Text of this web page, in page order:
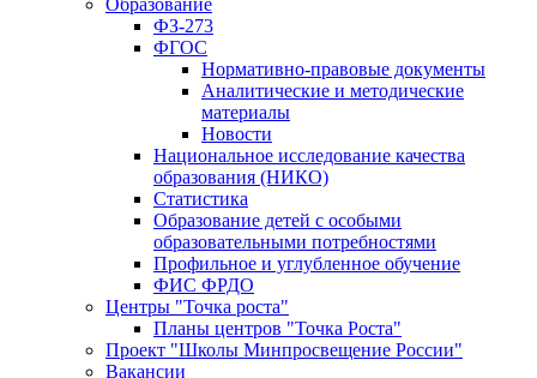
Образование
ФЗ-273
ФГОС
Нормативно-правовые документы
Аналитические и методические
материалы
Новости
Национальное исследование качества
образования (НИКО)
Статистика
Образование детей с особыми
образовательными потребностями
Профильное и углубленное обучение
ФИС ФРДО
Центры "Точка роста"
Планы центров "Точка Роста"
Проект "Школы Минпросвещение России"
Вакансии